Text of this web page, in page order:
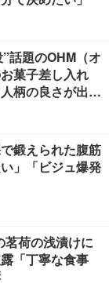
話題のOHM（オ
菓子差し入れ
柄の良さが出て
鍛えられた腹筋
」「ビジュ爆発
荷の浅漬けに
「丁寧な食事